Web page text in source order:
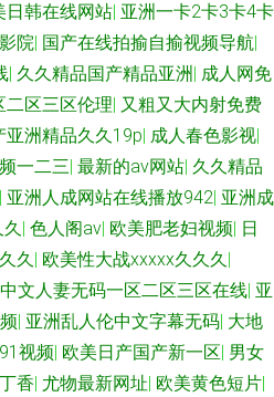
日韩在线网站| 亚洲一卡2卡3卡4卡
院| 国产在线拍揄自揄视频导航|
| 久久精品国产精品亚洲 | 成人网免
二区三区伦理| 又粗又大内射免费
亚洲精品久久19p| 成人春色影视|
一二三| 最新的av网站| 久久精品
| 亚洲人成网站在线播放942| 亚洲成
| 色人阁av| 欧美肥老妇视频| 日
久| 欧美性大战xxxxx久久久|
中文人妻无码一区二区三区在线| 亚
| 亚洲乱人伦中文字幕无码| 大地
视频| 欧美日产国产新一区| 男女
香| 尤物最新网址| 欧美黄色短片|